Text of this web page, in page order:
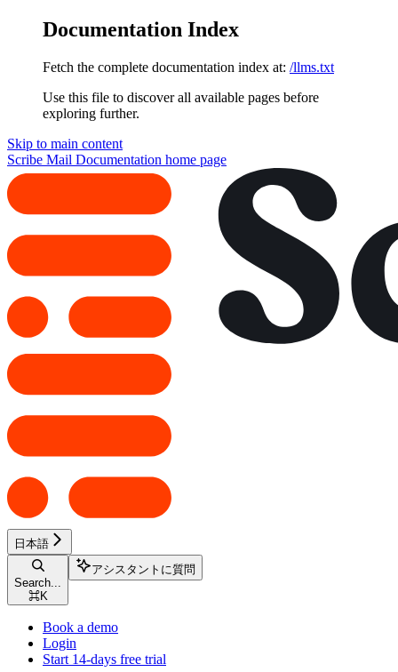
Documentation Index
Fetch the complete documentation index at: /llms.txt
Use this file to discover all available pages before
exploring further.
Skip to main content
Scribe Mail Documentation home page
日本語
Search...
⌘K
アシスタントに質問
Book a demo
Login
Start 14-days free trial